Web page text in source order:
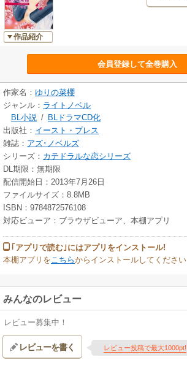
作品紹介
会員登録して全巻購入
作家名： ゆりの菜櫻
ジャンル： ライトノベル
BL小説 / BLドラマCD化
出版社： イースト・プレス
雑誌： アズ･ノベルズ
シリーズ： カテドラルな恋シリーズ
DL期限：無期限
配信開始日：2013年7月26日
ファイルサイズ：8.8MB
ISBN：9784872576108
対応ビューア：ブラウザビューア、本棚アプリ
｢アプリで読む｣にはアプリをインストール!
本棚アプリを こちらからインストールしてください
みんなのレビュー
レビュー募集中！
レビューを書く レビュー投稿で最大1000pt!